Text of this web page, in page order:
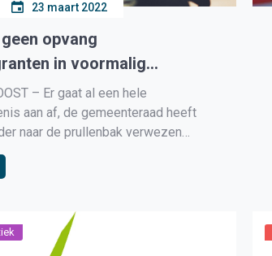
23 maart 2022
opvang
in voormalig
WFO-terrein
– Er gaat al een hele
aan af, de gemeenteraad heeft
naar de prullenbak verwezen
achter de plannen om in het
aan de Graanmarkt in
begin april deze voorstellen aan